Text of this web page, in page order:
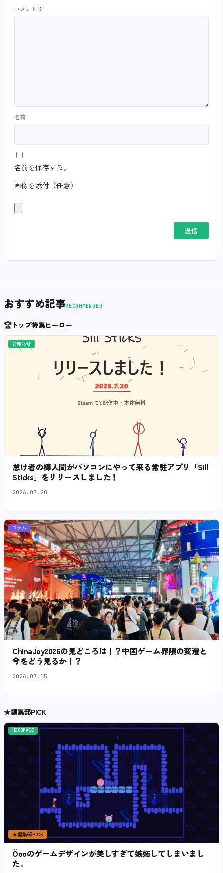
コメント ※
名前
名前を保存する。
画像を添付（任意）
おすすめ記事RECOMMENDED
🏆トップ特集ヒーロー
お知らせ
怠け者の棒人間がパソコンにやって来る常駐アプリ「Sill
Sticks」をリリースしました！
2026.07.20
コラム
ChinaJoy2026の見どころは！？中国ゲーム界隈の変遷と
今をどう見るか！？
2026.07.15
★編集部PICK
HIGOPAGE
★編集部PICK
Öooのゲームデザインが美しすぎて嫉妬してしまいまし
た。